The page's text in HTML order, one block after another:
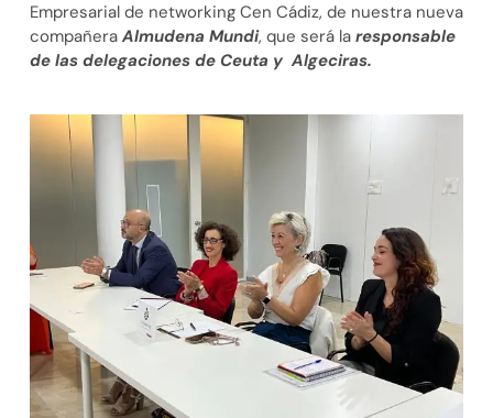
Empresarial de networking Cen Cádiz, de nuestra nueva
compañera Almudena Mundi, que será la responsable
de las delegaciones de Ceuta y Algeciras.